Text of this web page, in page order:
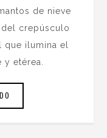
de nieve
crepúsculo
que ilumina el
y etérea.